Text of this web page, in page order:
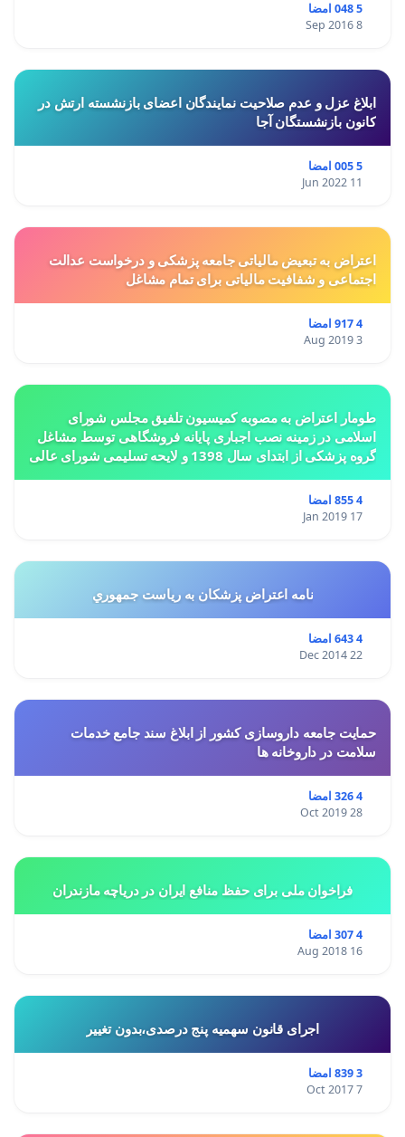
5 048 امضا
8 Sep 2016
ابلاغ عزل و عدم صلاحیت نمایندگان اعضای بازنشسته ارتش در
کانون بازنشستگان آجا
5 005 امضا
11 Jun 2022
اعتراض به تبعیض مالیاتی جامعه پزشکی و درخواست عدالت
اجتماعی و شفافیت مالیاتی برای تمام مشاغل
4 917 امضا
3 Aug 2019
طومار اعتراض به مصوبه کمیسیون تلفیق مجلس شورای
اسلامی در زمینه نصب اجباری پایانه فروشگاهی توسط مشاغل
گروه پزشکی از ابتدای سال 1398 و لایحه تسلیمی شورای عالی
4 855 امضا
17 Jan 2019
نامه اعتراض پزشكان به رياست جمهوري
4 643 امضا
22 Dec 2014
حمایت جامعه داروسازی کشور از ابلاغ سند جامع خدمات
سلامت در داروخانه ها
4 326 امضا
28 Oct 2019
فراخوان ملی برای حفظ منافع ایران در دریاچه مازندران
4 307 امضا
16 Aug 2018
اجرای قانون سهمیه پنج درصدی،بدون تغییر
3 839 امضا
7 Oct 2017